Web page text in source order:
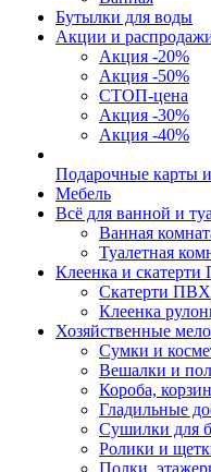
Бутылки для воды
Акции и
Акция -20%
Акция -50%
СТОП-цена
Акция -30%
Акция -40%
Подарочные карты
Мебель
Всё для ванной и
Ванная
Туалетная
Клеенка и
Скатерти ПВХ
Клеенка
Хозяйственные
Сумки и
Вешалки и
Короба,
Гладильные
Сушилки для
Ролики и
Полки,